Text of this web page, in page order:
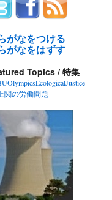
がなをつける
がなをはずす
Topics / 特集
上関の労働問題